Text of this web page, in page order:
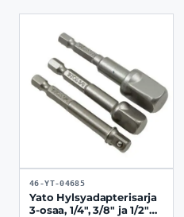
46-YT-04685
Yato Hylsyadapterisarja
3-osaa, 1/4", 3/8" ja 1/2"